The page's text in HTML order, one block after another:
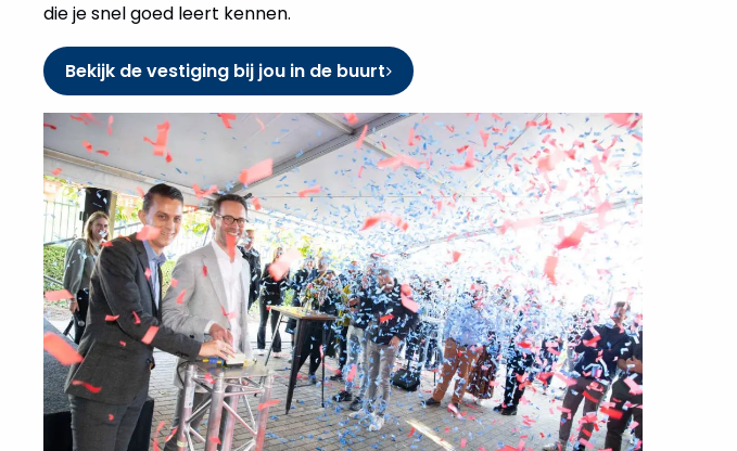
die je snel goed leert kennen.
Bekijk de vestiging bij jou in de buurt